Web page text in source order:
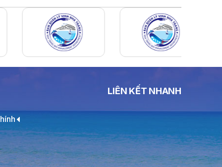
641/TB-VNT Ngày 18/05/2026 Của
Ban Quản Lý Vịnh Nha Trang Về Việc
Lựa Chọn Tổ Chức Đấu Giá Tài Sản
NỘI QUY BẾN THỦY NỘI ĐỊA HÒN MUN
NỘI QUY BẾN THỦY NỘI ĐỊA BẾN TÀU
DU LỊCH NHA TRANG
QUYẾT ĐỊNH 939/QĐ-VNT Về Việc
Chi Ngân Sách 6 Tháng Đầu Năm 2026
QUYẾT ĐỊNH 938/QĐ-VNT Về Việc
Điều Chỉnh Phụ Lục Ban Hành Kèm
LIÊN KẾT NHANH